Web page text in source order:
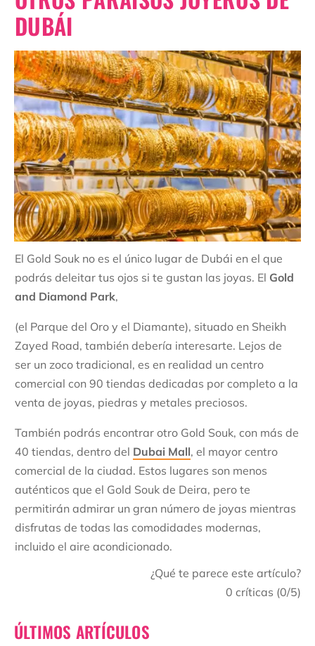
DUBÁI
El Gold Souk no es el único lugar de Dubái en el que
podrás deleitar tus ojos si te gustan las joyas. El Gold
and Diamond Park,
(el Parque del Oro y el Diamante), situado en Sheikh
Zayed Road, también debería interesarte. Lejos de
ser un zoco tradicional, es en realidad un centro
comercial con 90 tiendas dedicadas por completo a la
venta de joyas, piedras y metales preciosos.
También podrás encontrar otro Gold Souk, con más de
40 tiendas, dentro del Dubai Mall, el mayor centro
comercial de la ciudad. Estos lugares son menos
auténticos que el Gold Souk de Deira, pero te
permitirán admirar un gran número de joyas mientras
disfrutas de todas las comodidades modernas,
incluido el aire acondicionado.
¿Qué te parece este artículo?
0 críticas (0/5)
ÚLTIMOS ARTÍCULOS